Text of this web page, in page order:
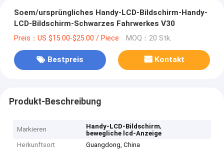
Soem/ursprüngliches Handy-LCD-Bildschirm-Handy-
LCD-Bildschirm-Schwarzes Fahrwerkes V30
Preis：US $15.00-$25.00 / Piece MOQ：20 Stk.
Bestpreis Kontakt
Produkt-Beschreibung
Markieren Handy-LCD-Bildschirm,
bewegliche lcd-Anzeige
Herkunftsort
Guangdong, China